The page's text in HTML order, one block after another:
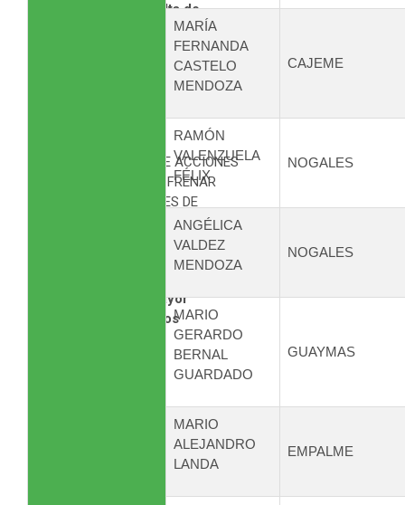
La permisividad o falta de
vigilancia en el cumplimiento de
PARTIDO VERDE EXIGE ACCIONES
COORDINADAS PARA FRENAR
FRAUDES EN TRÁMITES DE
de información y mayor
vigilancia contra sitios
MARÍA
FERNANDA
CASTELO
MENDOZA
CAJEME
RAMÓN
VALENZUELA
FÉLIX
NOGALES
ANGÉLICA
VALDEZ
MENDOZA
NOGALES
MARIO
GERARDO
BERNAL
GUARDADO
GUAYMAS
MARIO
ALEJANDRO
LANDA
EMPALME